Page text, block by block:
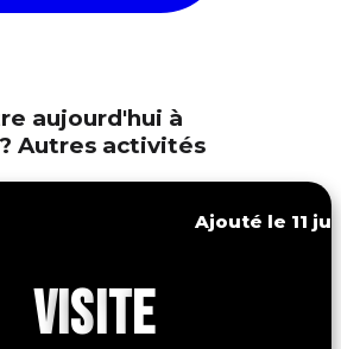
aujourd'hui à
Autres activités
Ajouté le 11
VISITE